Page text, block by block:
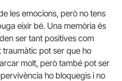
les emocions, però no tens
eixir bé. Una memòria és
ser tant positives com
traumàtic pot ser que ho
molt, però també pot ser
ho bloquegis i no